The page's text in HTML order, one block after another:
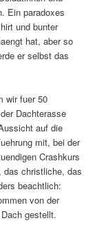
Ein paradoxes
und bunter
hat, aber so
er selbst das
wir fuer 50
Dachterasse
auf die
mit, bei der
Crashkurs
das christliche, das
beachtlich:
von der
gestellt.